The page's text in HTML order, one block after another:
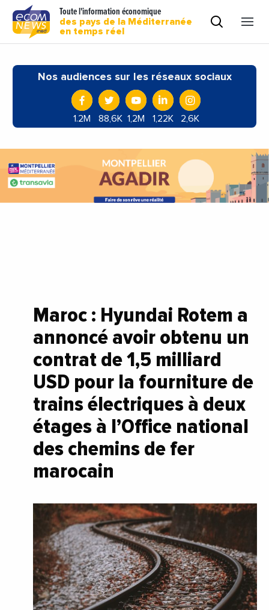
Toute l'information économique
des pays de la Méditerranée
en temps réel
Nos audiences sur les réseaux sociaux
1.2M 88,6K 1,2M 1,22K 2,6K
Maroc : Hyundai Rotem a
annoncé avoir obtenu un
contrat de 1,5 milliard
USD pour la fourniture de
trains électriques à deux
étages à l’Office national
des chemins de fer
marocain